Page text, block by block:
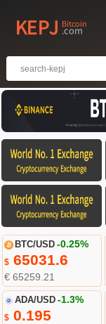
BTC/USD -0.25%
$65031.6
€ 65259.21
ADA/USD -1.3%
$0.195